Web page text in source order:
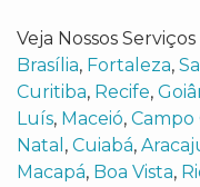
Veja Nossos
Brasília, Fortaleza,
Curitiba, Recife,
Luís, Maceió, Campo
Natal , Cuiabá,
Macapá, Boa Vista,